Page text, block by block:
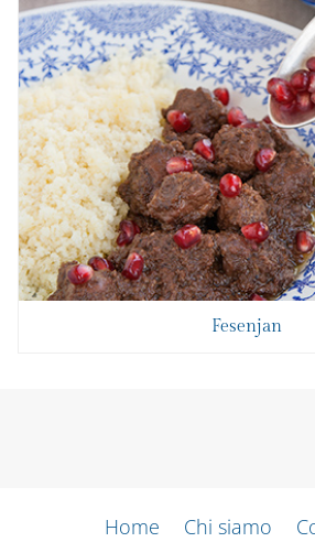
Fesenjan
Home Chi siamo